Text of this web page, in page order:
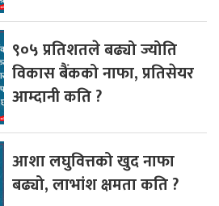
९०५ प्रतिशतले बढ्यो ज्योति
विकास बैंकको नाफा, प्रतिसेयर
आम्दानी कति ?
आशा लघुवित्तको खुद नाफा
बढ्यो, लाभांश क्षमता कति ?